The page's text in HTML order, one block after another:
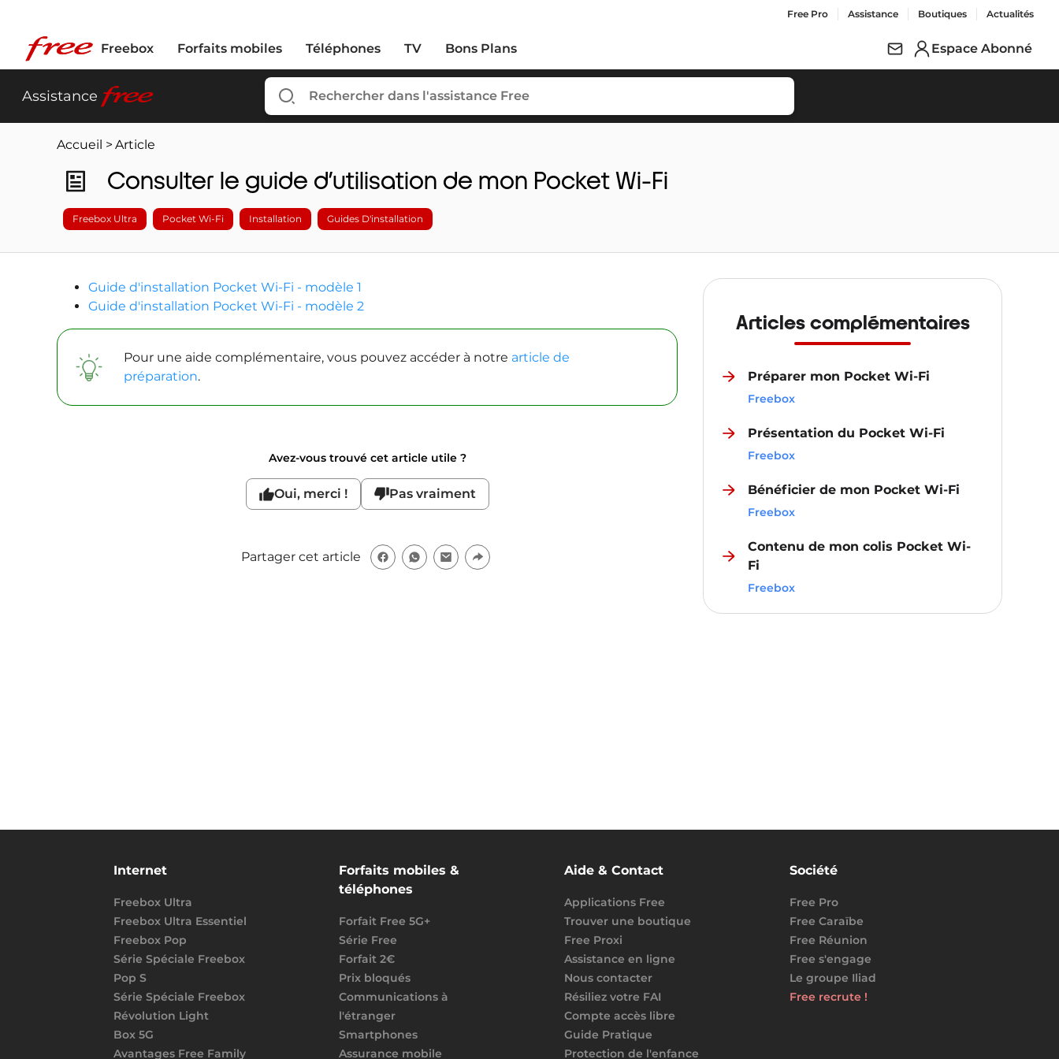
Free Pro Assistance Boutiques Actualités
Freebox Forfaits mobiles Téléphones TV Bons Plans Espace Abonné
Assistance free
Accueil > Article
Consulter le guide d’utilisation de mon Pocket Wi-Fi
Freebox Ultra Pocket Wi-Fi Installation Guides D'installation
Guide d'installation Pocket Wi-Fi - modèle 1
Guide d'installation Pocket Wi-Fi - modèle 2
Pour une aide complémentaire, vous pouvez accéder à notre article de
préparation.
Avez-vous trouvé cet article utile ?
Oui, merci ! Pas vraiment
Partager cet article
Articles complémentaires
Préparer mon Pocket Wi-Fi
Freebox
Présentation du Pocket Wi-Fi
Freebox
Bénéficier de mon Pocket Wi-Fi
Freebox
Contenu de mon colis Pocket Wi-
Fi
Freebox
Internet
Freebox Ultra
Freebox Ultra Essentiel
Freebox Pop
Série Spéciale Freebox
Pop S
Série Spéciale Freebox
Révolution Light
Box 5G
Avantages Free Family
Forfaits mobiles &
téléphones
Forfait Free 5G+
Série Free
Forfait 2€
Prix bloqués
Communications à
l'étranger
Smartphones
Assurance mobile
Aide & Contact
Applications Free
Trouver une boutique
Free Proxi
Assistance en ligne
Nous contacter
Résiliez votre FAI
Compte accès libre
Guide Pratique
Protection de l'enfance
Société
Free Pro
Free Caraïbe
Free Réunion
Free s'engage
Le groupe Iliad
Free recrute !